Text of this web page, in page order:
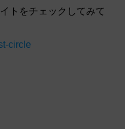
トをチェックしてみて
circle